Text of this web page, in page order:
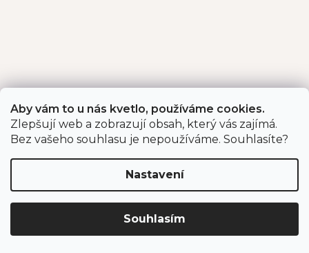
Aby vám to u nás kvetlo, používáme cookies.
Zlepšují web a zobrazují obsah, který vás zajímá.
Bez vašeho souhlasu je nepoužíváme. Souhlasíte?
Nastavení
Souhlasím